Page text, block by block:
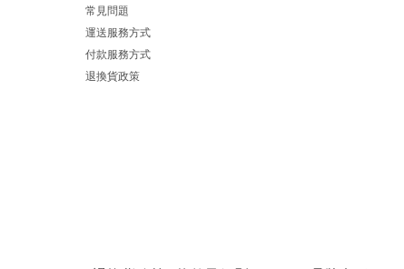
常見問題
運送服務方式
付款服務方式
退換貨政策